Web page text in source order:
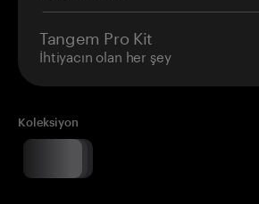
Tangem Pro Kit
İhtiyacın olan her şey
Koleksiyon